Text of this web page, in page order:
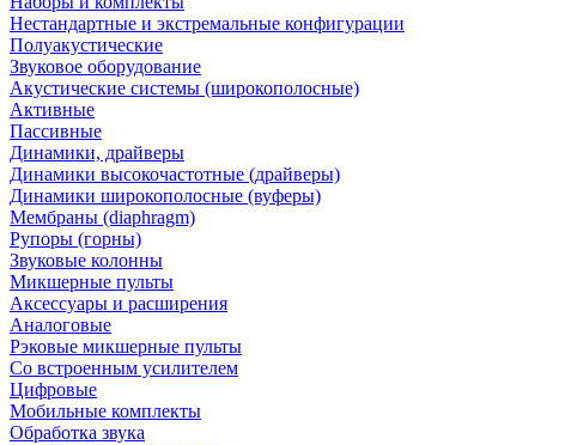
Нестандартные и экстремальные конфигурации
Полуакустические
Звуковое оборудование
Акустические системы (широкополосные)
Активные
Пассивные
Динамики, драйверы
Динамики высокочастотные (драйверы)
Динамики широкополосные (вуферы)
Мембраны (diaphragm)
Рупоры (горны)
Звуковые колонны
Микшерные пульты
Аксессуары и расширения
Аналоговые
Рэковые микшерные пульты
Со встроенным усилителем
Цифровые
Мобильные комплекты
Обработка звука